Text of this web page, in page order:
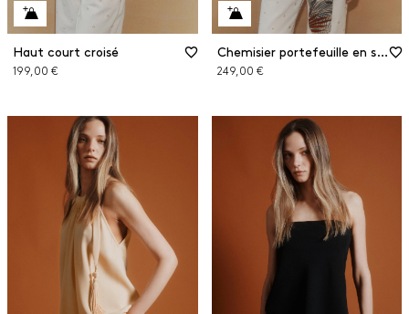
Haut court croisé
199,00 €
Chemisier portefeuille en soie
249,00 €